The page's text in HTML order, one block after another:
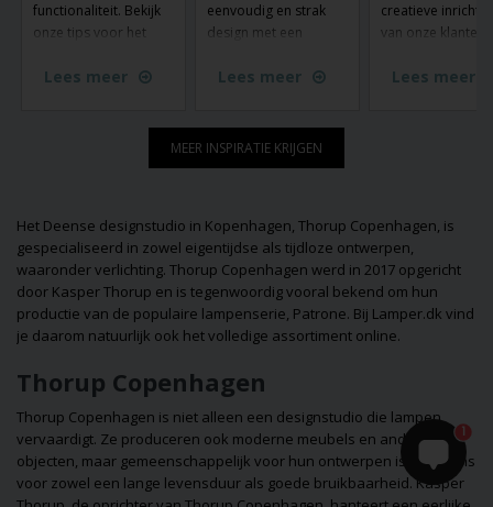
functionaliteit. Bekijk
onze tips voor het
lampen in je interieur
Lees meer
eenvoudig en strak
design met een
hier is Fuse Portable
Lees meer
creatieve
van onze klanten
shop.nl. Zie hoe
ideeën die laten
hoe verlichting
functioneel als
decoratief kan
Misschien vind je
je volgende
Lees meer
MEER INSPIRATIE KRIJGEN
Het Deense designstudio in Kopenhagen, Thorup Copenhagen, is
gespecialiseerd in zowel eigentijdse als tijdloze ontwerpen,
waaronder verlichting. Thorup Copenhagen werd in 2017 opgericht
door Kasper Thorup en is tegenwoordig vooral bekend om hun
productie van de populaire lampenserie, Patrone. Bij Lamper.dk vind
je daarom natuurlijk ook het volledige assortiment online.
Thorup Copenhagen
Thorup Copenhagen is niet alleen een designstudio die lampen
vervaardigt. Ze produceren ook moderne meubels en andere
objecten, maar gemeenschappelijk voor hun ontwerpen is een wens
voor zowel een lange levensduur als goede bruikbaarheid. Kasper
1